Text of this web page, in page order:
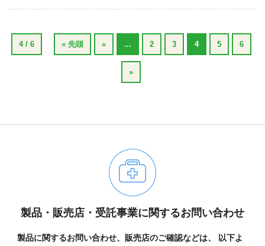
4 / 6 « 先頭 « ... 2 3 4 5 6
»
製品・販売店・受託事業に関するお問い合わせ
製品に関するお問い合わせ、販売店のご確認などは、
以下よ